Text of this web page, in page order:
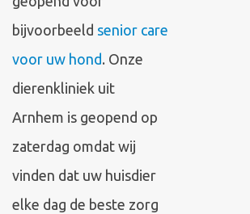
bijvoorbeeld senior care
voor uw hond. Onze
dierenkliniek uit
Arnhem is geopend op
zaterdag omdat wij
vinden dat uw huisdier
elke dag de beste zorg